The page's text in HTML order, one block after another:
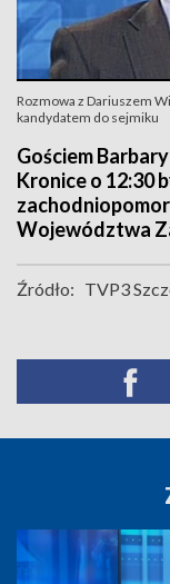
Rozmowa z Dariuszem
kandydatem do sejmiku
Gościem
Kronice o 12:30
Województwa
Źródło: TVP3